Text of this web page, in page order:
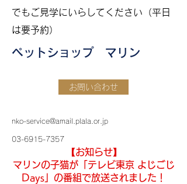
でもご見学にいらしてください（平日
は要予約）
ペットショップ マリン
お問い合わせ
nko-service@amail.plala.or.jp
03-6915-7357
【お知らせ】
マリンの子猫が「テレビ東京 よじごじ
Days」の番組で放送されました！